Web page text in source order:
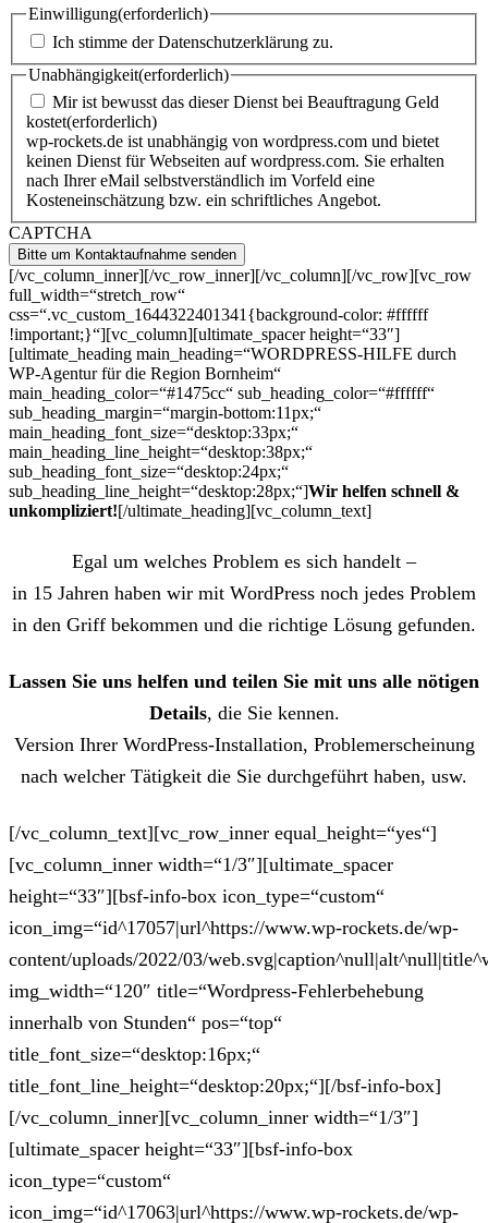
Einwilligung(erforderlich)
Ich stimme der Datenschutzerklärung zu.
Unabhängigkeit(erforderlich)
Mir ist bewusst das dieser Dienst bei Beauftragung Geld
kostet(erforderlich)
wp-rockets.de ist unabhängig von wordpress.com und bietet
keinen Dienst für Webseiten auf wordpress.com. Sie erhalten
nach Ihrer eMail selbstverständlich im Vorfeld eine
Kosteneinschätzung bzw. ein schriftliches Angebot.
CAPTCHA
[/vc_column_inner][/vc_row_inner][/vc_column][/vc_row][vc_row
full_width=“stretch_row“
css=“.vc_custom_1644322401341{background-color: #ffffff
!important;}“][vc_column][ultimate_spacer height=“33″]
[ultimate_heading main_heading=“WORDPRESS-HILFE durch
WP-Agentur für die Region Bornheim“
main_heading_color=“#1475cc“ sub_heading_color=“#ffffff“
sub_heading_margin=“margin-bottom:11px;“
main_heading_font_size=“desktop:33px;“
main_heading_line_height=“desktop:38px;“
sub_heading_font_size=“desktop:24px;“
sub_heading_line_height=“desktop:28px;“]Wir helfen schnell &
unkompliziert![/ultimate_heading][vc_column_text]
Egal um welches Problem es sich handelt –
in 15 Jahren haben wir mit WordPress noch jedes Problem
in den Griff bekommen und die richtige Lösung gefunden.
Lassen Sie uns helfen und teilen Sie mit uns alle nötigen
Details, die Sie kennen.
Version Ihrer WordPress-Installation, Problemerscheinung
nach welcher Tätigkeit die Sie durchgeführt haben, usw.
[/vc_column_text][vc_row_inner equal_height=“yes“]
[vc_column_inner width=“1/3″][ultimate_spacer
height=“33″][bsf-info-box icon_type=“custom“
icon_img=“id^17057|url^https://www.wp-rockets.de/wp-
content/uploads/2022/03/
img_width=“120″ title=“Wordpress-Fehlerbehebung
innerhalb von Stunden“ pos=“top“
title_font_size=“desktop:16px;“
title_font_line_height=“desktop:20px;“][/bsf-info-box]
[/vc_column_inner][vc_column_inner width=“1/3″]
[ultimate_spacer height=“33″][bsf-info-box
icon_type=“custom“
icon_img=“id^17063|url^https://www.wp-rockets.de/wp-